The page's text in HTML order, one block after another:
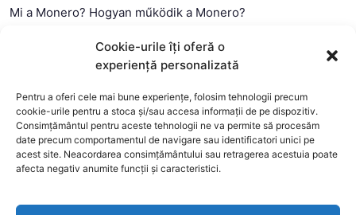
Cookie-urile îți oferă o
experiență personalizată
Pentru a oferi cele mai bune experiențe, folosim tehnologii precum
cookie-urile pentru a stoca și/sau accesa informații de pe dispozitiv.
Consimțământul pentru aceste tehnologii ne va permite să procesăm
date precum comportamentul de navigare sau identificatori unici pe
acest site. Neacordarea consimțământului sau retragerea acestuia poate
afecta negativ anumite funcții și caracteristici.
Mi a Monero? Hogyan működik a Monero?
Mi a blokklánc (technológia)?